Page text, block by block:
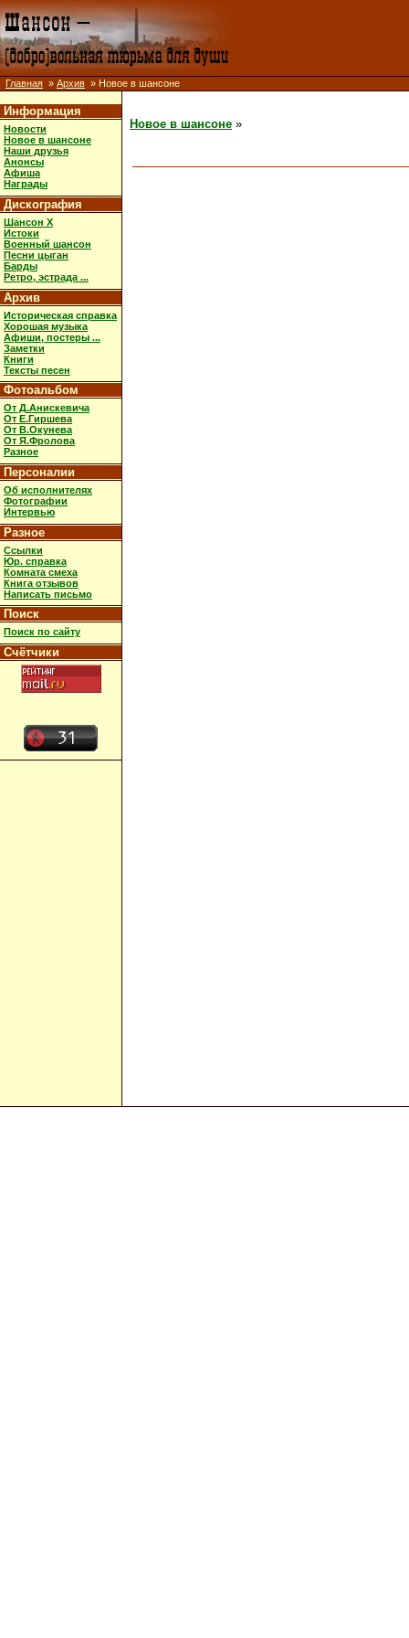
Главная » Архив » Новое в шансоне
Информация
Новости
Новое в шансоне
Наши друзья
Анонсы
Афиша
Награды
Дискография
Шансон X
Истоки
Военный шансон
Песни цыган
Барды
Ретро, эстрада ...
Архив
Историческая справка
Хорошая музыка
Афиши, постеры ...
Заметки
Книги
Тексты песен
Фотоальбом
От Д.Анискевича
От Е.Гиршева
От В.Окунева
От Я.Фролова
Разное
Персоналии
Об исполнителях
Фотографии
Интервью
Разное
Ссылки
Юр. справка
Комната смеха
Книга отзывов
Написать письмо
Поиск
Поиск по сайту
Счётчики
Новое в шансоне »